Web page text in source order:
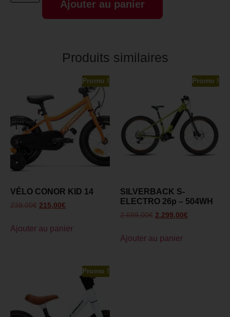
Ajouter au panier
Produits similaires
Promo !
VÉLO CONOR KID 14
239,00€ 215,00€
Ajouter au panier
Promo !
SILVERBACK S-
ELECTRO 26p – 504WH
2.699,00€ 2.299,00€
Ajouter au panier
Promo !